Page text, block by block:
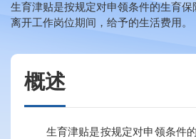
生育津贴是按规定对申领条件的生育
离开工作岗位期间，给予的生活费用。
概述
生育津贴是按规定对申领条件